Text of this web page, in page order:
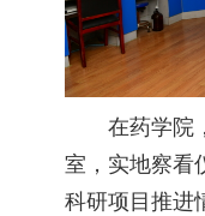
在药学院
室，实地察看
科研项目推进